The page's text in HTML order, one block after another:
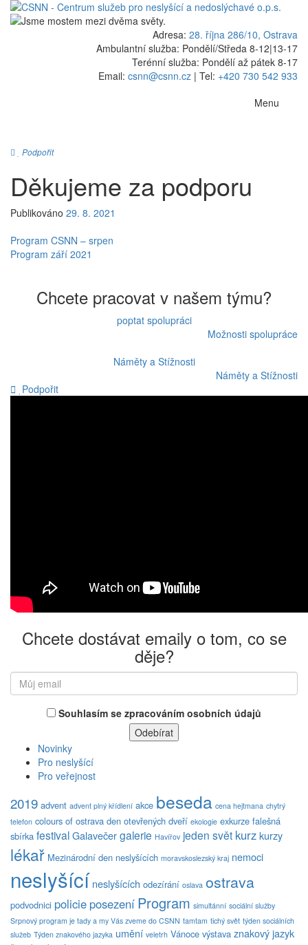
Adresa: 28. října 286/10, Ostrava
Ambulantní služba: Pondělí/Středa 8-12|13-17
Terénní služba: Pondělí až pátek 8-17
Email: csnn@csnn.cz | Tel: +420 730 542 933
Menu
Podpořit
Děkujeme za podporu
Publikováno 29. 8. 2021
Navigace
pro
příspěvek
Program CSNN – srpen
Program září 2021
Chcete pracovat v našem týmu?
poptat spolupráci
Možnosti spolupráce
Náměty a Stížnosti
Náměty a Stížnosti
Podpořit
Chcete dostávat emaily o tom, co se
děje?
Souhlasím se zpracováním osobních údajů
Novinky
Pro neslyšící
Pro veřejnost
2019 advent advent plný křídlení akce beseda cena hejtmana chytrý
telefon colours of ostrava den otevřených dveří ekologie exkurze falešná
sbírka festivalGalavečergalerie Havířov jeden svět kurzkurzy
lékař Mezinárodní den neslyšících moravskoslezský kraj nemoci
neslyšící neslyšících odezírání oslava ostrava
podvodnici policie posezení Program simultánní sociální služby
Srpnový program je tady a my Vás zveme do CSNN tamtam tichý svět týden sociálních
služeb Týden znakového jazyka umění veletrh Vánoce výstava znakový jazyk